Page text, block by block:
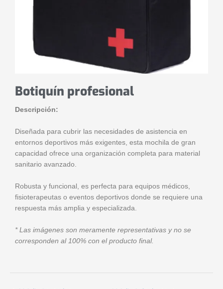
Botiquín profesional
Descripción:
Diseñada para cubrir las necesidades de asistencia en
entornos deportivos más exigentes, esta mochila de gran
capacidad ofrece una organización completa para material
sanitario avanzado.
Robusta y funcional, es perfecta para equipos médicos,
fisioterapeutas o eventos deportivos donde se requiere una
respuesta más amplia y especializada.
* Las imágenes son meramente representativas y no se
corresponden al 100% con el producto final.